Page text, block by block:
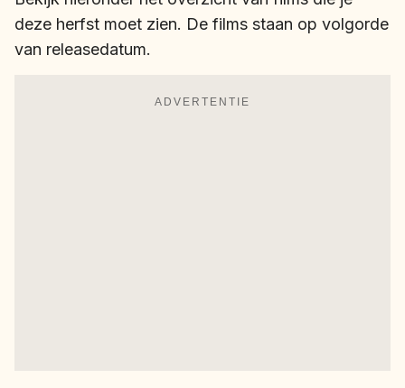
deze herfst moet zien. De films staan op volgorde
van releasedatum.
ADVERTENTIE